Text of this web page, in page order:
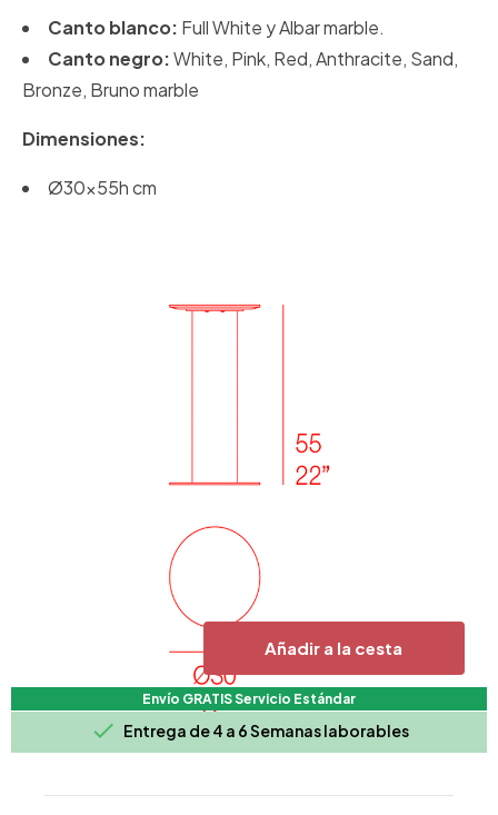
Añadir a la cesta
Envío GRATIS Servicio Estándar
 Entrega de 4 a 6 Semanas laborables
Canto blanco: Full White y Albar marble.
Canto negro:White, Pink, Red, Anthracite, Sand,
Bronze, Bruno marble
Dimensiones:
Ø30x55h cm